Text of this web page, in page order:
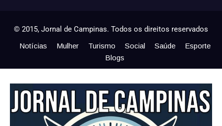
© 2015, Jornal de Campinas. Todos os direitos reservados
Notícias Mulher Turismo Social Saúde
Esporte
Blogs